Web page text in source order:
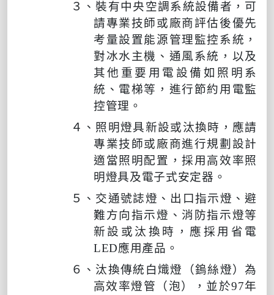
３、裝有中央空調系統設備者，可
請專業技師或廠商評估後優先
考量設置能源管理監控系統，
對冰水主機、通風系統，以及
其他重要用電設備如照明系
統、電梯等，進行節約用電監
控管理。
４、照明燈具新設或汰換時，應請
專業技師或廠商進行規劃設計
適當照明配置，採用高效率照
明燈具及電子式安定器。
５、交通號誌燈、出口指示燈、避
難方向指示燈、消防指示燈等
新設或汰換時，應採用省電
LED應用產品。
６、汰換傳統白熾燈（鎢絲燈）為
高效率燈管（泡），並於97年